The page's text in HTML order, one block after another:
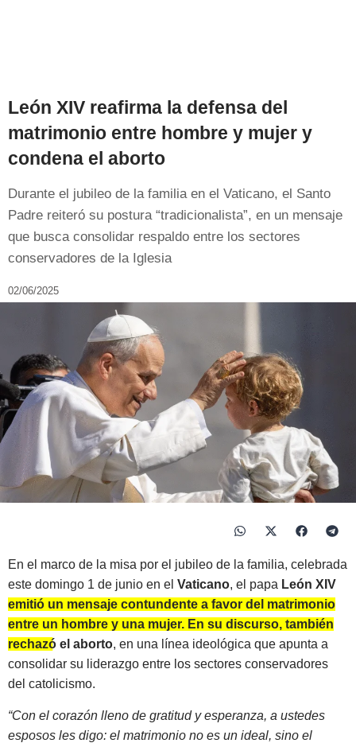
León XIV reafirma la defensa del
matrimonio entre hombre y mujer y
condena el aborto
Durante el jubileo de la familia en el Vaticano, el Santo
Padre reiteró su postura “tradicionalista”, en un mensaje
que busca consolidar respaldo entre los sectores
conservadores de la Iglesia
02/06/2025
En el marco de la misa por el jubileo de la familia, celebrada
este domingo 1 de junio en el Vaticano, el papa León XIV
emitió un mensaje contundente a favor del matrimonio
entre un hombre y una mujer. En su discurso, también
rechazó el aborto, en una línea ideológica que apunta a
consolidar su liderazgo entre los sectores conservadores
del catolicismo.
“Con el corazón lleno de gratitud y esperanza, a ustedes
esposos les digo: el matrimonio no es un ideal, sino el